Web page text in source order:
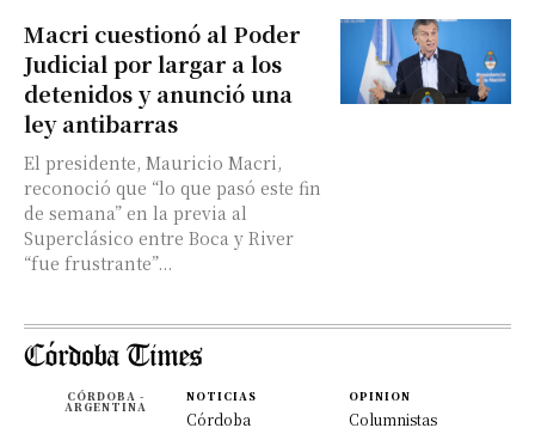
Macri cuestionó al Poder
Judicial por largar a los
detenidos y anunció una
ley antibarras
El presidente, Mauricio Macri,
reconoció que “lo que pasó este fin
de semana” en la previa al
Superclásico entre Boca y River
“fue frustrante”...
CÓRDOBA -
ARGENTINA
NOTICIAS
Córdoba
OPINION
Columnistas